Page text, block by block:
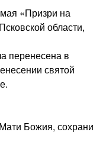
«Призри на
области,
перенесена в
святой
Божия, сохрани